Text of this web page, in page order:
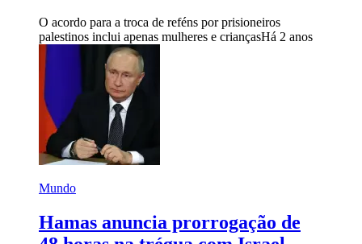
O acordo para a troca de reféns por prisioneiros
palestinos inclui apenas mulheres e criançasHá 2 anos
Mundo
Hamas anuncia prorrogação de